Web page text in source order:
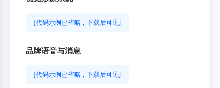
[代码示例已省略，下载后可见]
品牌语音与消息
[代码示例已省略，下载后可见]